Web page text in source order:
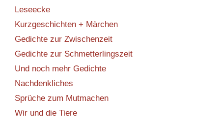
Leseecke
Kurzgeschichten + Märchen
Gedichte zur Zwischenzeit
Gedichte zur Schmetterlingszeit
Und noch mehr Gedichte
Nachdenkliches
Sprüche zum Mutmachen
Wir und die Tiere